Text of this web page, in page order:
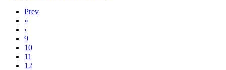
Prev
«
‹
9
10
11
12